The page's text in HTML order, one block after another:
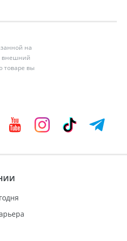
на
внешний
товаре вы